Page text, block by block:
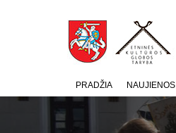
PRADŽIA NAUJIENOS